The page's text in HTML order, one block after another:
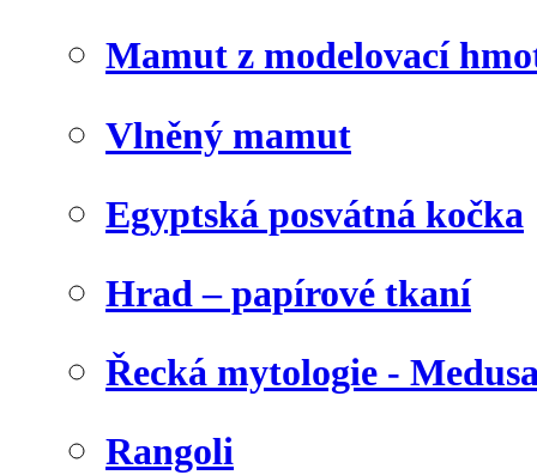
Mamut z modelovací
Vlněný mamut
Egyptská posvátná kočka
Hrad – papírové tkaní
Řecká mytologie -
Rangoli